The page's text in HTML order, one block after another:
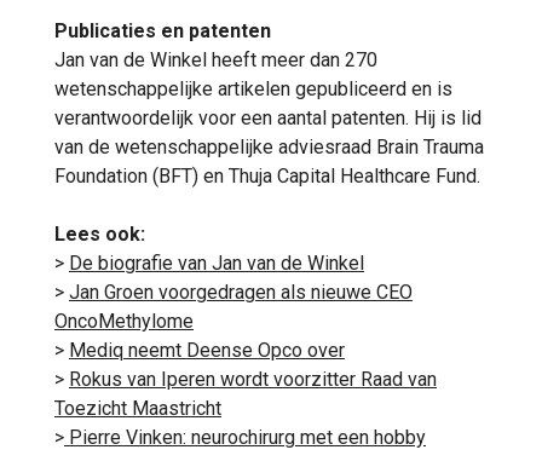
Publicaties en patenten
Jan van de Winkel heeft meer dan 270
wetenschappelijke artikelen gepubliceerd en is
verantwoordelijk voor een aantal patenten. Hij is lid
van de wetenschappelijke adviesraad Brain Trauma
Foundation (BFT) en Thuja Capital Healthcare Fund.
Lees ook:
> De biografie van Jan van de Winkel
> Jan Groen voorgedragen als nieuwe CEO
OncoMethylome
> Mediq neemt Deense Opco over
> Rokus van Iperen wordt voorzitter Raad van
Toezicht Maastricht
> Pierre Vinken: neurochirurg met een hobby